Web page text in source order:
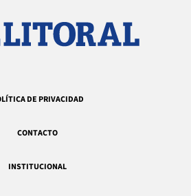
DE PRIVACIDAD
CONTACTO
INSTITUCIONAL